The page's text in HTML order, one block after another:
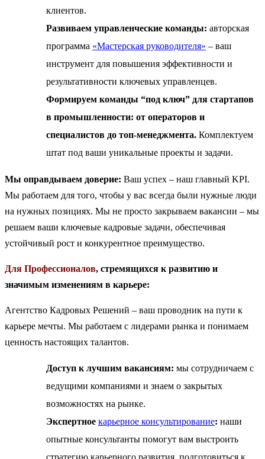
клиентов.
Развиваем управленческие команды: авторская
программа «Мастерская руководителя» – ваш
инструмент для повышения эффективности и
результативности ключевых управленцев.
Формируем команды “под ключ” для стартапов
в промышленности: от операторов и
специалистов до топ-менеджмента. Комплектуем
штат под ваши уникальные проекты и задачи.
Мы оправдываем доверие: Ваш успех – наш главный KPI.
Мы работаем для того, чтобы у вас всегда были нужные люди
на нужных позициях. Мы не просто закрываем вакансии – мы
решаем ваши ключевые кадровые задачи, обеспечивая
устойчивый рост и конкурентное преимущество.
Для Профессионалов, стремящихся к развитию и
значимым изменениям в карьере:
Агентство Кадровых Решений – ваш проводник на пути к
карьере мечты. Мы работаем с лидерами рынка и понимаем
ценность настоящих талантов.
Доступ к лучшим вакансиям: мы сотрудничаем с
ведущими компаниями и знаем о закрытых
возможностях на рынке.
Экспертное карьерное консультирование: наши
опытные консультанты помогут вам выстроить
стратегию карьерного развития, подготовиться к